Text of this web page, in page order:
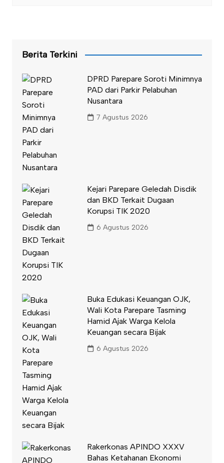
Berita Terkini
DPRD Parepare Soroti Minimnya
PAD dari Parkir Pelabuhan
Nusantara
7 Agustus 2026
Kejari Parepare Geledah Disdik
dan BKD Terkait Dugaan
Korupsi TIK 2020
6 Agustus 2026
Buka Edukasi Keuangan OJK,
Wali Kota Parepare Tasming
Hamid Ajak Warga Kelola
Keuangan secara Bijak
6 Agustus 2026
Rakerkonas APINDO XXXV
Bahas Ketahanan Ekonomi